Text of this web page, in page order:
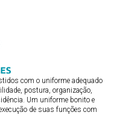
com o uniforme adequado
postura, organização,
Um uniforme bonito e
de suas funções com